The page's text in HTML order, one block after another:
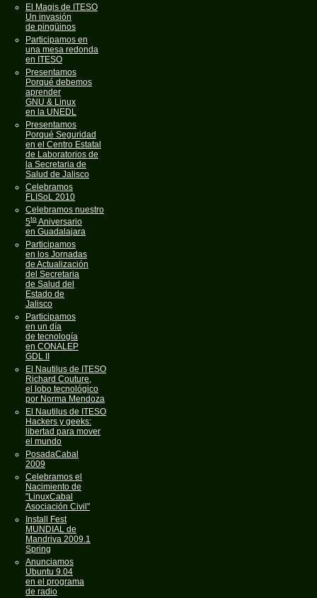
El Magis de ITESO
Un invasión
de pingüinos
Participamos en
una mesa redonda
en ITESO
Presentamos
Porqué debemos
aprender
GNU & Linux
en la UNEDL
Presentamos
Porqué Seguridad
en el Centro Estatal
de Laboratorios de
la Secretaria de
Salud de Jalisco
Celebramos
FLISoL 2010
Celebramos nuestro
5toAniversario
en Guadalajara
Participamos
en los Jornadas
de Actualización
del Secretaria
de Salud del
Estado de
Jalisco
Participamos
en un día
de tecnología
en CONALEP
GDL II
El Nautilus de ITESO
Richard Couture,
el lobo tecnológico
por Norma Mendoza
El Nautilus de ITESO
Hackers y geeks:
libertad para mover
el mundo
PosadaCabal
2009
Celebramos el
Nacimiento de
"LinuxCabal
Asociación Civil"
Install Fest
MUNDIAL de
Mandriva 2009.1
Spring
Anunciamos
Ubuntu 9.04
en el programa
de radio